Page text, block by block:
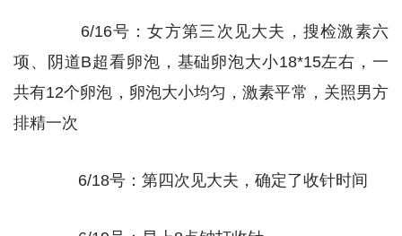
6/16号：女方第三次见大夫，搜检激素六
项、阴道B超看卵泡，基础卵泡大小18*15左右，一
共有12个卵泡，卵泡大小均匀，激素平常，关照男方
排精一次
6/18号：第四次见大夫，确定了收针时间